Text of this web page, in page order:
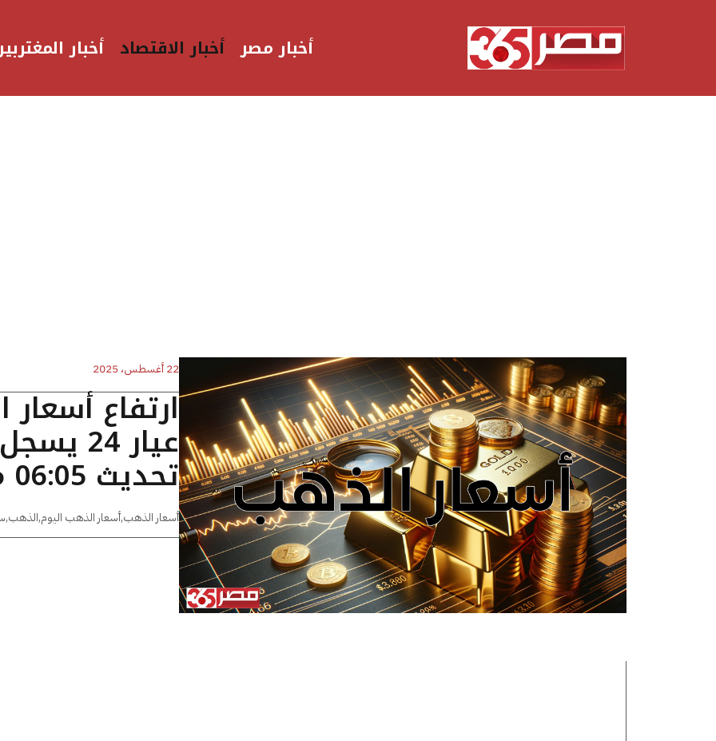
أخبار مصر أخبار الاقتصاد أخبار
22 أغسطس، 2025
ارتفاع
تحديث 06:05 مساءًا
أسعار الذهب,أسعار الذهب اليوم,الذهب,